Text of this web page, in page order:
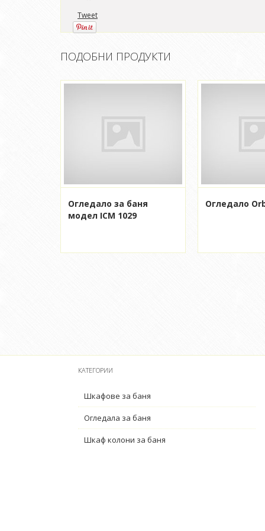
Tweet
ПОДОБНИ ПРОДУКТИ
Огледало за баня
модел ICM 1029
Огледало
КАТЕГОРИИ
Шкафове за баня
Огледала за баня
Шкаф колони за баня